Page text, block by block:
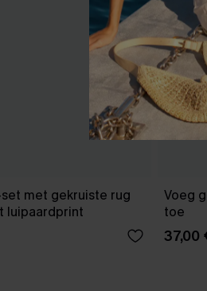
met gekruiste rug
luipaardprint
Voeg
toe
37,00